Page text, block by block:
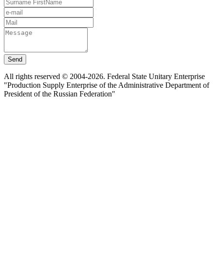
Send
All rights reserved © 2004-2026. Federal State Unitary Enterprise
"Production Supply Enterprise of the Administrative Department of
President of the Russian Federation"